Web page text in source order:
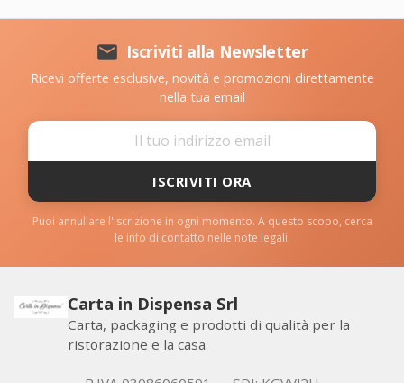
 Iscriviti alla Newsletter
Ricevi offerte esclusive, novità e promozioni direttamente
nella tua email
ISCRIVITI ORA
Puoi annullare l'iscrizione in ogni momento. A questo scopo, cerca
le info di contatto nelle note legali.
Carta in Dispensa Srl
Carta, packaging e prodotti di qualità per la
ristorazione e la casa.